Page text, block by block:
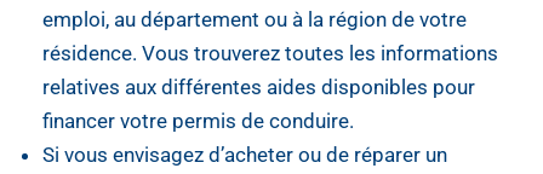
emploi, au département ou à la région de votre
résidence. Vous trouverez toutes les informations
relatives aux différentes aides disponibles pour
financer votre permis de conduire.
Si vous envisagez d’acheter ou de réparer un